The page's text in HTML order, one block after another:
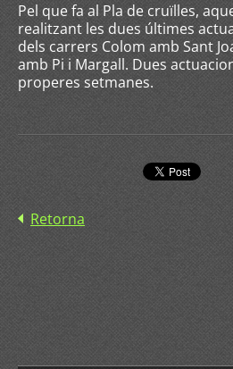
Pel que fa al Pla de cruïlles,
realitzant les dues últimes
dels carrers Colom amb Sant
amb Pi i Margall. Dues
properes setmanes.
Retorna